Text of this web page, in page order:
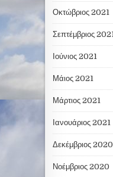
Οκτώβριος 2021
Σεπτέμβριος
Ιούνιος 2021
Μάιος 2021
Μάρτιος 2021
Ιανουάριος 2021
Δεκέμβριος 2020
Νοέμβριος 2020